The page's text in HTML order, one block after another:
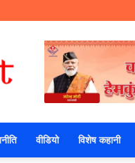
वीडियो विशेष कहानी